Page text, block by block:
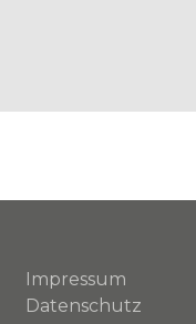
Impressum
Datenschutz